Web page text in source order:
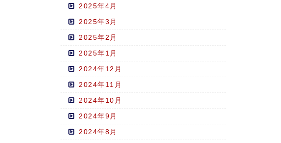
2025年4月
2025年3月
2025年2月
2025年1月
2024年12月
2024年11月
2024年10月
2024年9月
2024年8月